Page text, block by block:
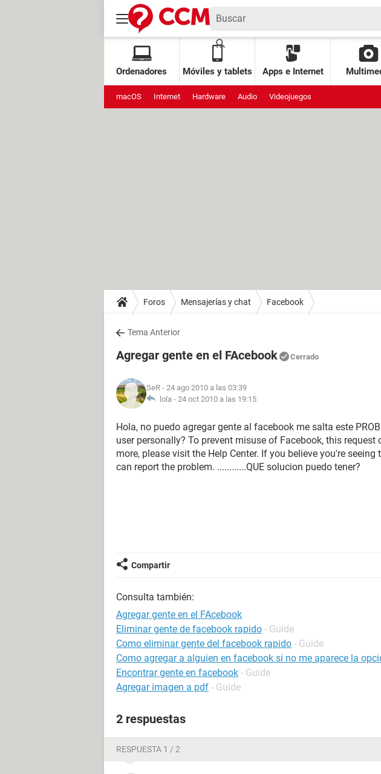
Ordenadores Móviles y tablets Apps e Internet
macOS Internet Hardware Audio Videojuegos
Foros Mensajerías y chat Facebook
Tema Anterior
Agregar gente en el FAcebook Cerrado
SeR - 24 ago 2010 a las 03:39
lola - 24 oct 2010 a las 19:15
Hola, no puedo agregar gente al facebook me salta este
user personally? To prevent misuse of Facebook, this request
more, please visit the Help Center. If you believe you're seeing
can report the problem. ............QUE solucion puedo tener?
Compartir
Consulta también:
Agregar gente en el FAcebook
Eliminar gente de facebook rapido - Guide
Como eliminar gente del facebook rapido - Guide
Como agregar a alguien en facebook si no me aparece la
Encontrar gente en facebook - Guide
Agregar imagen a pdf - Guide
2 respuestas
RESPUESTA 1 / 2